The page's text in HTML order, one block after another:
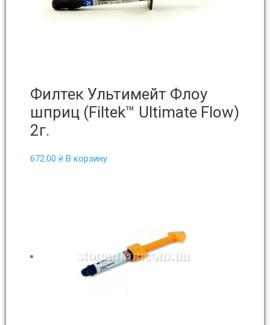
Филтек Ультимейт Флоу
шприц (Filtek™ Ultimate Flow)
2г.
672.00 ₴ В корзину